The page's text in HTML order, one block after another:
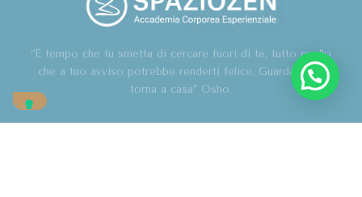
“È tempo che tu smetta di cercare fuori di te, tutto quello
che a tuo avviso potrebbe renderti felice. Guarda in te,
torna a casa” Osho.